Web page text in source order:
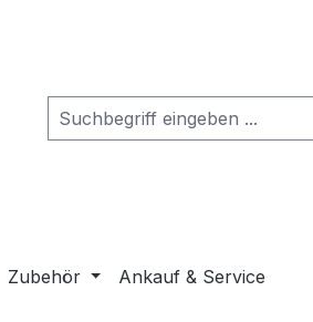
Zubehör Ankauf & Service